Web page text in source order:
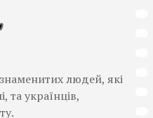
знаменитих людей, які
та українців,